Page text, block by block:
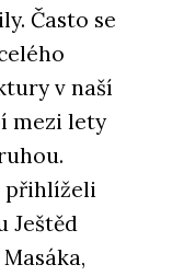
Často se
v naší
mezi lety
přihlíželi
Ještěd